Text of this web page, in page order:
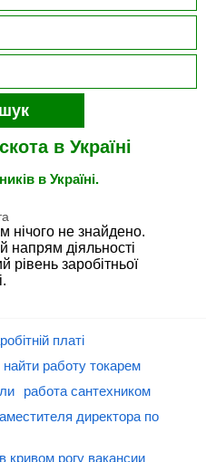
в Україні
в Україні.
не знайдено.
напрям діяльності
рівень заробітньої
платі
найти работу токарем
работа сантехником
директора по
кривом рогу вакансии